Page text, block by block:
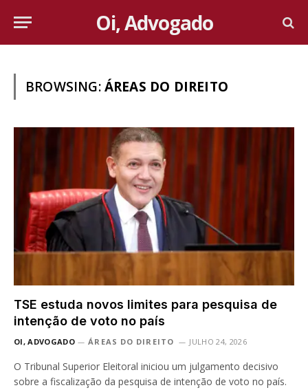
Oi, Advogado
BROWSING:ÁREAS DO DIREITO
TSE estuda novos limites para pesquisa de
intenção de voto no país
OI, ADVOGADO ÁREAS DO DIREITO JULHO 24, 2026
O Tribunal Superior Eleitoral iniciou um julgamento decisivo
sobre a fiscalização da pesquisa de intenção de voto no país.